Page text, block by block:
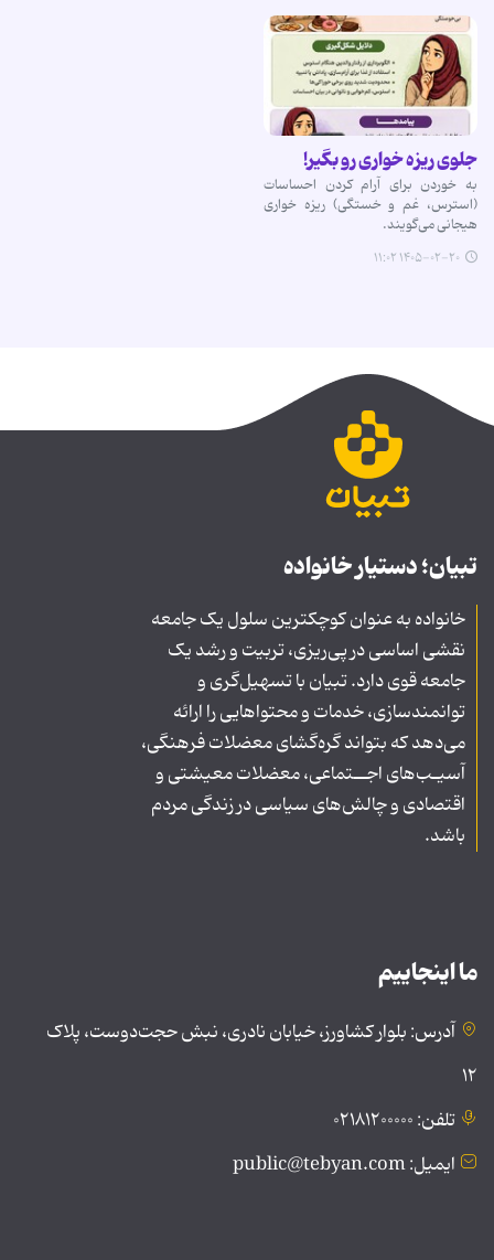
جلوی ریزه خواری رو بگیر!
به خوردن برای آرام کردن احساسات
(استرس، غم و خستگی) ریزه خواری
هیجانی می‌گویند.
۱۴۰۵-۰۲-۲۰ ۱۱:۰۲
تبیان؛ دستیار خانواده
خانواده به عنوان کوچکترین سلول یک جامعه
نقشی اساسی در پی‌ریزی، تربیت و رشد یک
جامعه قوی دارد. تبیان با تسهیل‌گری و
توانمندسازی، خدمات و محتواهایی را ارائه
می‌دهد که بتواند گره‌گشای معضلات فرهنگی،
آسیـب‌های اجــتماعی، معضلات معیشتی و
اقتصادی و چالش‌های سیاسی در زندگی مردم
باشد.
ما اینجاییم
آدرس: بلوار کشاورز، خیابان نادری، نبش حجت‌دوست، پلاک
۱۲
تلفن: ۰۲۱۸۱۲۰۰۰۰۰
ایمیل: public@tebyan.com